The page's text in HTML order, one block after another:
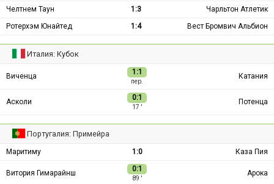
Челтнем Таун
1:3
Чарльтон Атлетик
Ротерхэм Юнайтед
1:4 Вест Бромвич Альбион
Италия: Кубок
Виченца 1:1
пер.
Катания
Асколи 0:1
17 ′
Потенца
Португалия: Примейра
Маритиму 1:0 Каза Пия
Витория Гимарайнш 0:1
89 ′
Арока